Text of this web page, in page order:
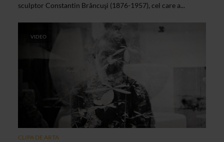
sculptor Constantin Brâncuşi (1876-1957), cel care a...
VIDEO
CLIPA DE ARTA